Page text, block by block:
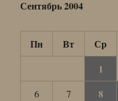
Сентябрь 2004
Пн Вт Ср
1
6
7 8